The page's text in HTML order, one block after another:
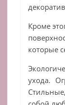
Кроме
которые
ухода.